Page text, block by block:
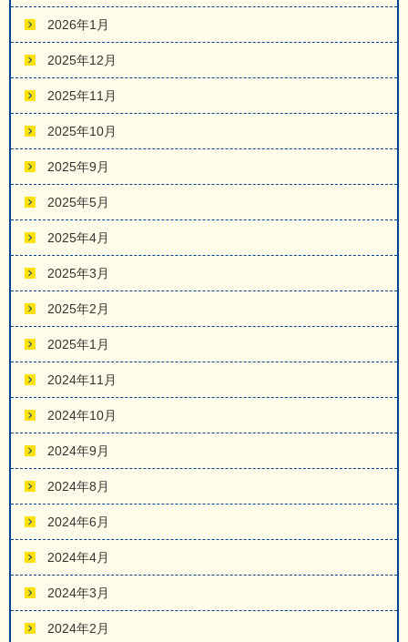
2026年1月
2025年12月
2025年11月
2025年10月
2025年9月
2025年5月
2025年4月
2025年3月
2025年2月
2025年1月
2024年11月
2024年10月
2024年9月
2024年8月
2024年6月
2024年4月
2024年3月
2024年2月